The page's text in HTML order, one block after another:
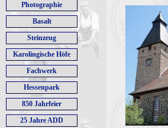
Photographie
Basalt
Steinzeug
Karolingische Höfe
Fachwerk
Hessenpark
850 Jahrfeier
25 Jahre ADD